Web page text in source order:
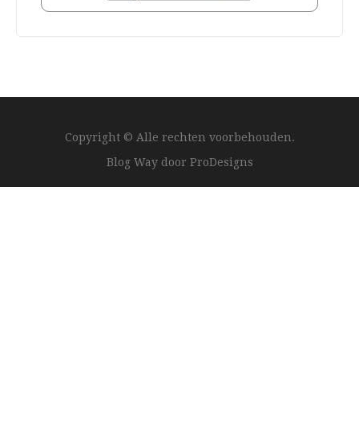
Copyright © Alle rechten voorbehouden.
Blog Way door ProDesigns